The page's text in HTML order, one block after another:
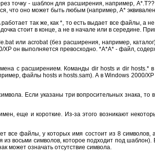
точку - шаблон для расширения, например,
что оно может быть любым (например, A*
так же, как *, то есть выдает все файлы, а
стоит в конце, а не в начале или в середине.
или acrobat (без расширения, например,
он выполняется превосходно. *A*A* - файл,
с расширением. Команды dir hosts и dir hosts.*
файлы hosts и hosts.sam). А в Windows 2000/
Если указаны три вопросительных знака, то
еще и короткие. Из-за этого возникают
все файлы, у которых имя состоит из 8
восьми символов, которое подходит под
может означать отсутствие символа.